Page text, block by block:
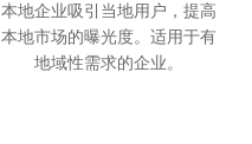
本地企业吸引当地用户，提高
本地市场的曝光度。适用于有
地域性需求的企业。